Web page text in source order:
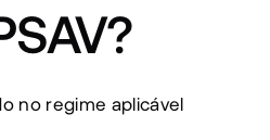
no regime aplicável